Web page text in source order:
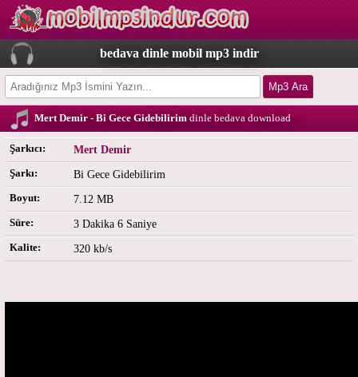
bedava dinle mobil mp3 indir
Mert Demir - Bi Gece Gidebilirim dinle bedava download
Şarkıcı: Mert Demir
Şarkı: Bi Gece Gidebilirim
Boyut: 7.12 MB
Süre: 3 Dakika 6 Saniye
Kalite: 320 kb/s